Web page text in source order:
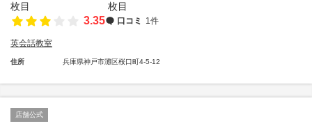
3.35 口コミ 1件
英会話教室
住所 兵庫県神戸市灘区桜口町4-5-12
店舗公式